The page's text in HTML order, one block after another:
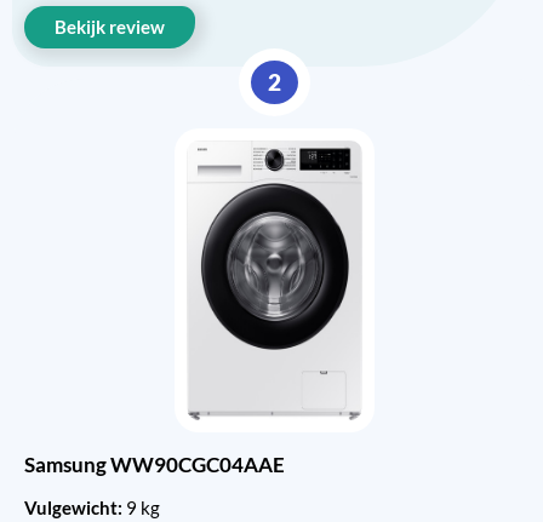
Bekijk review
2
Samsung WW90CGC04AAE
Vulgewicht: 9 kg